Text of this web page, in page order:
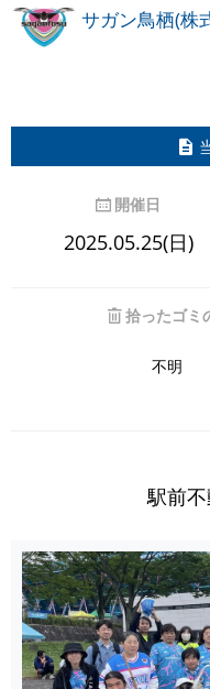
サガン鳥栖(株
開催日
2025.05.25(日)
拾ったゴミ
不明
駅前